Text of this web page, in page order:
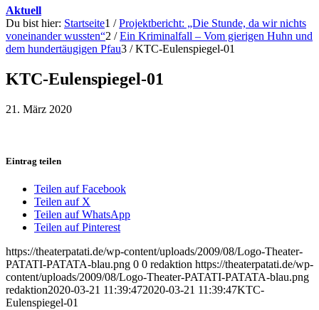
Aktuell
Du bist hier: Startseite1 / Projektbericht: „Die Stunde, da wir nichts
voneinander wussten“2 / Ein Kriminalfall – Vom gierigen Huhn und
dem hundertäugigen Pfau3 / KTC-Eulenspiegel-01
KTC-Eulenspiegel-01
21. März 2020
Eintrag teilen
Teilen auf Facebook
Teilen auf X
Teilen auf WhatsApp
Teilen auf Pinterest
https://theaterpatati.de/wp-content/uploads/2009/08/Logo-Theater-
PATATI-PATATA-blau.png 0 0 redaktion https://theaterpatati.de/wp-
content/uploads/2009/08/Logo-Theater-PATATI-PATATA-blau.png
redaktion2020-03-21 11:39:472020-03-21 11:39:47KTC-
Eulenspiegel-01